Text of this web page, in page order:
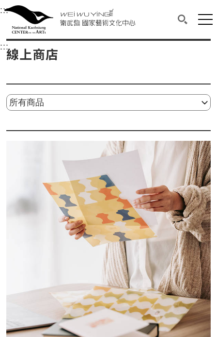
衛武營國家藝術文化中心
中央內容區塊，為本頁主要內容區。
:::選單連結區塊，此區塊列有本網站主要連結。
衛武營國家藝術文化中心
搜尋(開
網
:::中央內容區塊，為本頁主要內容區。
線上商店
請選擇